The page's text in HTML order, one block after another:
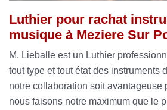
Luthier pour rachat
musique à Meziere Sur
M. Lieballe est un Luthier
tout type et tout état des instruments
notre collaboration soit avantageuse
nous faisons notre maximum que le